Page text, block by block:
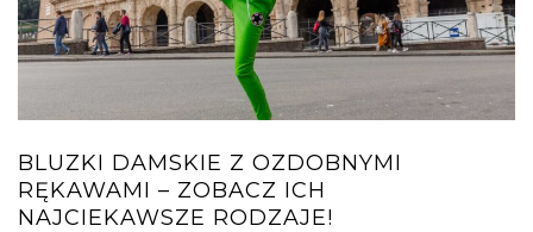
BLUZKI DAMSKIE Z OZDOBNYMI
RĘKAWAMI – ZOBACZ ICH
NAJCIEKAWSZE RODZAJE!